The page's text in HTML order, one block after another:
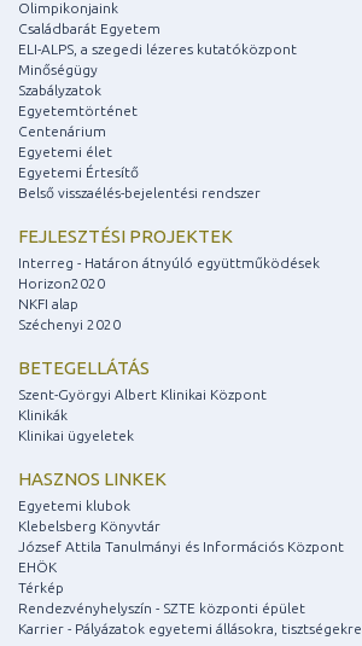
Olimpikonjaink
Családbarát Egyetem
ELI-ALPS, a szegedi lézeres kutatóközpont
Minőségügy
Szabályzatok
Egyetemtörténet
Centenárium
Egyetemi élet
Egyetemi Értesítő
Belső visszaélés-bejelentési rendszer
FEJLESZTÉSI PROJEKTEK
Interreg - Határon átnyúló együttműködések
Horizon2020
NKFI alap
Széchenyi 2020
BETEGELLÁTÁS
Szent-Györgyi Albert Klinikai Központ
Klinikák
Klinikai ügyeletek
HASZNOS LINKEK
Egyetemi klubok
Klebelsberg Könyvtár
József Attila Tanulmányi és Információs Központ
EHÖK
Térkép
Rendezvényhelyszín - SZTE központi épület
Karrier - Pályázatok egyetemi állásokra, tisztségekre